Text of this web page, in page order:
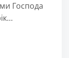
Господа